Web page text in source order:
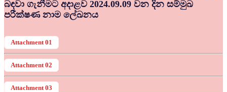
බඳවා ගැනීමට අදාළව 2024.09.09 වන දින සම්මුඛ
පරීක්ෂණ නාම ලේඛනය
Attachment 01
Attachment 02
Attachment 03